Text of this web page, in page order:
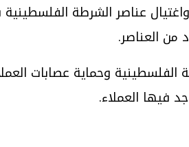
عناصر الشرطة
العناصر.
وحماية عصابات
فيها العملاء.